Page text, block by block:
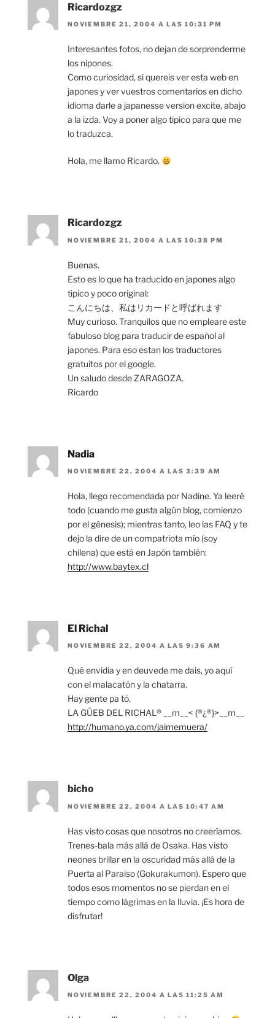
Ricardozgz
NOVIEMBRE 21, 2004 A LAS 10:31 PM
Interesantes fotos, no dejan de sorprenderme
los nipones.
Como curiosidad, si quereis ver esta web en
japones y ver vuestros comentarios en dicho
idioma darle a japanesse version excite, abajo
a la izda. Voy a poner algo tipico para que me
lo traduzca.
Hola, me llamo Ricardo.
Ricardozgz
NOVIEMBRE 21, 2004 A LAS 10:38 PM
Buenas.
Esto es lo que ha traducido en japones algo
tipico y poco original:
こんにちは、私はリカードと呼ばれます
Muy curioso. Tranquilos que no empleare este
fabuloso blog para traducir de español al
japones. Para eso estan los traductores
gratuitos por el google.
Un saludo desde ZARAGOZA.
Ricardo
Nadia
NOVIEMBRE 22, 2004 A LAS 3:39 AM
Hola, llego recomendada por Nadine. Ya leeré
todo (cuando me gusta algún blog, comienzo
por el génesis); mientras tanto, leo las FAQ y te
dejo la dire de un compatriota mío (soy
chilena) que está en Japón también:
http://www.baytex.cl
El Richal
NOVIEMBRE 22, 2004 A LAS 9:36 AM
Qué envidia y en deuvede me dais, yo aquí
con el malacatón y la chatarra.
Hay gente pa tó.
LA GÜEB DEL RICHAL® __m__< {®¿®}>__m__
http://humano.ya.com/jaimemuera/
bicho
NOVIEMBRE 22, 2004 A LAS 10:47 AM
Has visto cosas que nosotros no creeríamos.
Trenes-bala más allá de Osaka. Has visto
neones brillar en la oscuridad más allá de la
Puerta al Paraiso (Gokurakumon). Espero que
todos esos momentos no se pierdan en el
tiempo como lágrimas en la lluvia. ¡Es hora de
disfrutar!
Olga
NOVIEMBRE 22, 2004 A LAS 11:25 AM